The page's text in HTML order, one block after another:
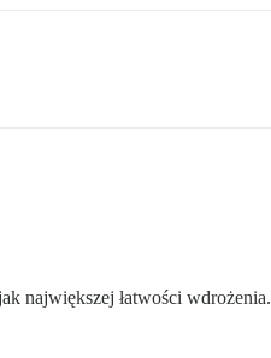
największej łatwości wdrożenia.